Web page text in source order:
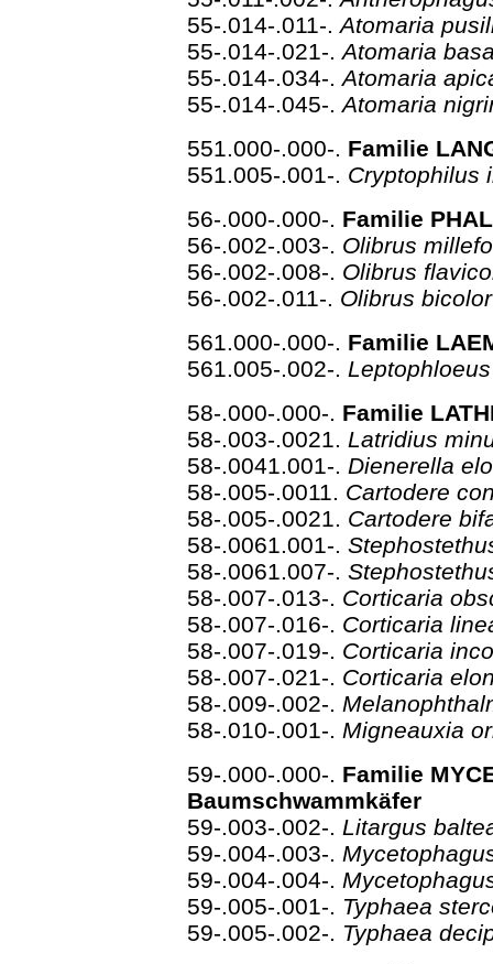
55-.014-.011-.Atomaria
55-.014-.021-.Atomaria
55-.014-.034-.Atomaria
55-.014-.045-.Atomaria
551.000-.000-. Familie
551.005-.001-. Cryptophilus
56-.000-.000-. Familie
56-.002-.003-. Olibrus
56-.002-.008-. Olibrus
56-.002-.011-. Olibrus
561.000-.000-. Familie
561.005-.002-.
58-.000-.000-. Familie
58-.003-.0021. Latridius
58-.0041.001-. Dienerella
58-.005-.0011. Cartodere
58-.005-.0021. Cartodere
58-.0061.001-.
58-.0061.007-.
58-.007-.013-. Corticaria
58-.007-.016-. Corticaria
58-.007-.019-. Corticaria
58-.007-.021-. Corticaria
58-.009-.002-.
58-.010-.001-. Migneauxia
59-.000-.000-. Familie
Baumschwammkäfer
59-.003-.002-. Litargus
59-.004-.003-.
59-.004-.004-.
59-.005-.001-. Typhaea
59-.005-.002-. Typhaea